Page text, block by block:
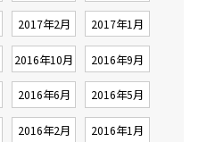
2017年2月 2017年1月
2016年10月 2016年9月
2016年6月 2016年5月
2016年2月 2016年1月